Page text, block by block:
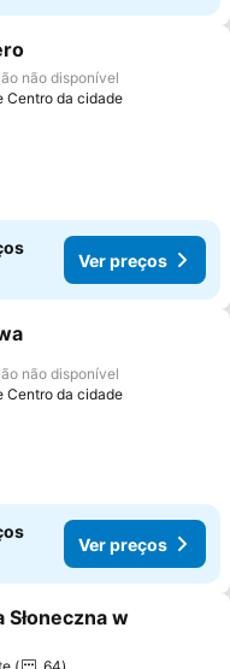
aos favoritos
não disponível
Centro da cidade
Ver preços
aos favoritos
não disponível
Centro da cidade
Ver preços
aos favoritos
Słoneczna w